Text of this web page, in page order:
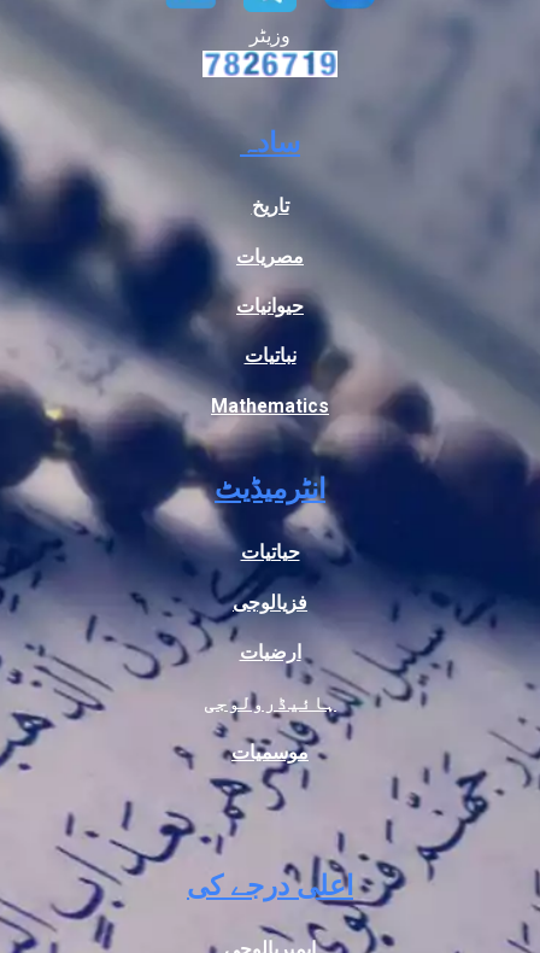
وزیٹر
سادہ
تاریخ
مصریات
حیوانیات
نباتیات
Mathematics
انٹرمیڈیٹ
حیاتیات
فزیالوجی
ارضیات
ہائیڈرولوجی
موسمیات
اعلی درجے کی